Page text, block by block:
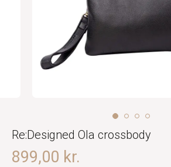
Re:Designed Ola crossbody
899,00 kr.